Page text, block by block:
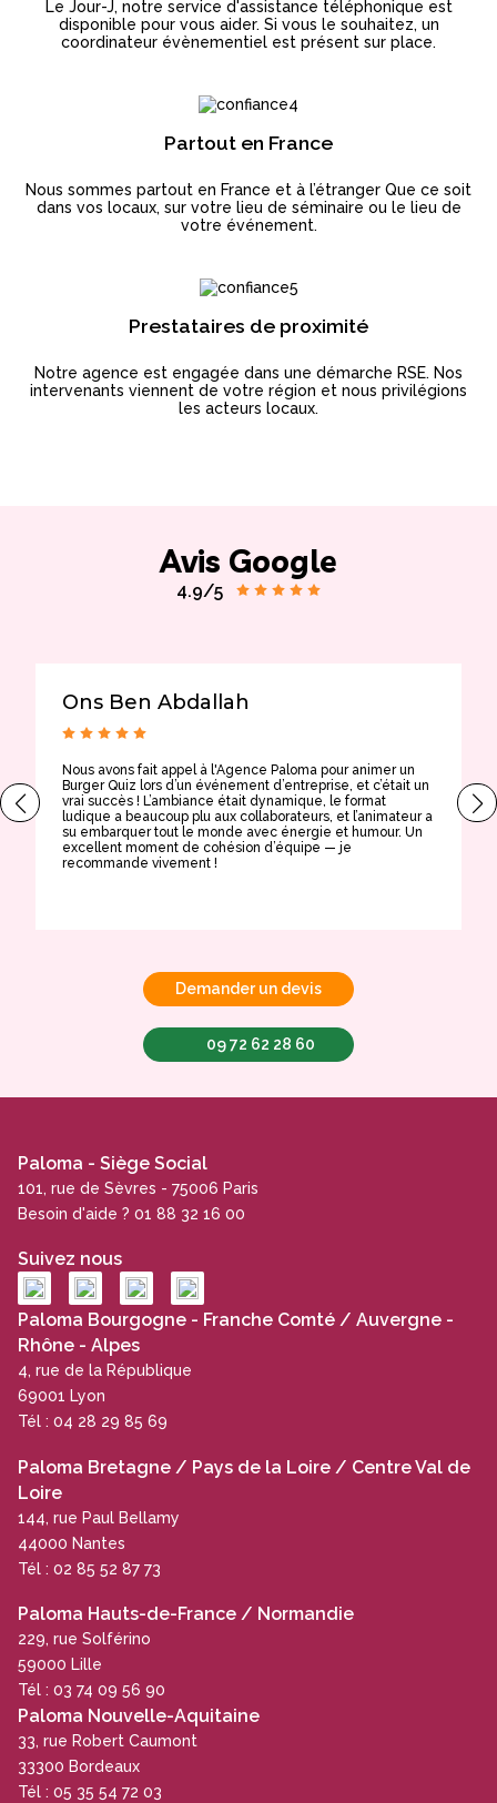
Le Jour-J, notre service d'assistance téléphonique est
disponible pour vous aider. Si vous le souhaitez, un
coordinateur évènementiel est présent sur place.
Partout en France
Nous sommes partout en France et à l’étranger Que ce soit
dans vos locaux, sur votre lieu de séminaire ou le lieu de
votre événement.
Prestataires de proximité
Notre agence est engagée dans une démarche RSE. Nos
intervenants viennent de votre région et nous privilégions
les acteurs locaux.
Avis Google
4.9/5
Ons Ben Abdallah
Nous avons fait appel à l'Agence Paloma pour animer un
Burger Quiz lors d’un événement d’entreprise, et c’était un
vrai succès ! L’ambiance était dynamique, le format
ludique a beaucoup plu aux collaborateurs, et l’animateur a
su embarquer tout le monde avec énergie et humour. Un
excellent moment de cohésion d’équipe — je
recommande vivement !
Demander un devis
09 72 62 28 60
Paloma - Siège Social
101, rue de Sèvres - 75006 Paris
Besoin d'aide ? 01 88 32 16 00
Suivez nous
Paloma Bourgogne - Franche Comté / Auvergne -
Rhône - Alpes
4, rue de la République
69001 Lyon
Tél : 04 28 29 85 69
Paloma Bretagne / Pays de la Loire / Centre Val de
Loire
144, rue Paul Bellamy
44000 Nantes
Tél : 02 85 52 87 73
Paloma Hauts-de-France / Normandie
229, rue Solférino
59000 Lille
Tél : 03 74 09 56 90
Paloma Nouvelle-Aquitaine
33, rue Robert Caumont
33300 Bordeaux
Tél : 05 35 54 72 03